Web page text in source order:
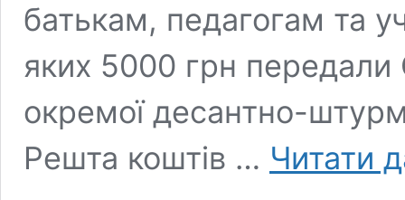
батькам, педагогам та
яких 5000 грн
окремої десантно-
Решта коштів … Читати